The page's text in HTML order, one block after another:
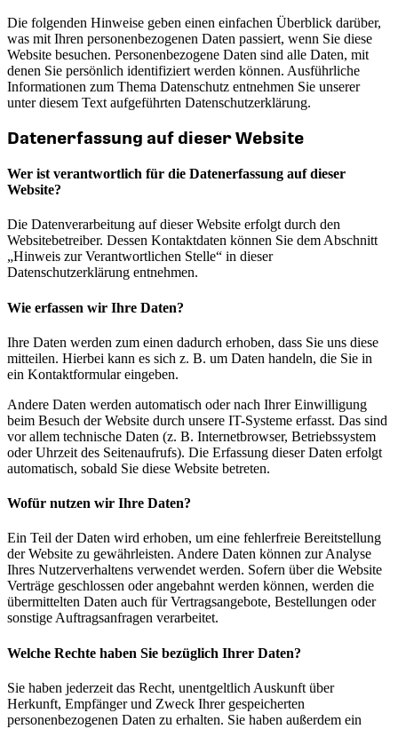
Die folgenden Hinweise geben einen einfachen Überblick darüber,
was mit Ihren personenbezogenen Daten passiert, wenn Sie diese
Website besuchen. Personenbezogene Daten sind alle Daten, mit
denen Sie persönlich identifiziert werden können. Ausführliche
Informationen zum Thema Datenschutz entnehmen Sie unserer
unter diesem Text aufgeführten Datenschutzerklärung.
Datenerfassung auf dieser Website
Wer ist verantwortlich für die Datenerfassung auf dieser
Website?
Die Datenverarbeitung auf dieser Website erfolgt durch den
Websitebetreiber. Dessen Kontaktdaten können Sie dem Abschnitt
„Hinweis zur Verantwortlichen Stelle“ in dieser
Datenschutzerklärung entnehmen.
Wie erfassen wir Ihre Daten?
Ihre Daten werden zum einen dadurch erhoben, dass Sie uns diese
mitteilen. Hierbei kann es sich z. B. um Daten handeln, die Sie in
ein Kontaktformular eingeben.
Andere Daten werden automatisch oder nach Ihrer Einwilligung
beim Besuch der Website durch unsere IT-Systeme erfasst. Das sind
vor allem technische Daten (z. B. Internetbrowser, Betriebssystem
oder Uhrzeit des Seitenaufrufs). Die Erfassung dieser Daten erfolgt
automatisch, sobald Sie diese Website betreten.
Wofür nutzen wir Ihre Daten?
Ein Teil der Daten wird erhoben, um eine fehlerfreie Bereitstellung
der Website zu gewährleisten. Andere Daten können zur Analyse
Ihres Nutzerverhaltens verwendet werden. Sofern über die Website
Verträge geschlossen oder angebahnt werden können, werden die
übermittelten Daten auch für Vertragsangebote, Bestellungen oder
sonstige Auftragsanfragen verarbeitet.
Welche Rechte haben Sie bezüglich Ihrer Daten?
Sie haben jederzeit das Recht, unentgeltlich Auskunft über
Herkunft, Empfänger und Zweck Ihrer gespeicherten
personenbezogenen Daten zu erhalten. Sie haben außerdem ein